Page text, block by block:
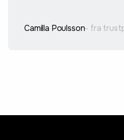
Camilla Poulsson- fra